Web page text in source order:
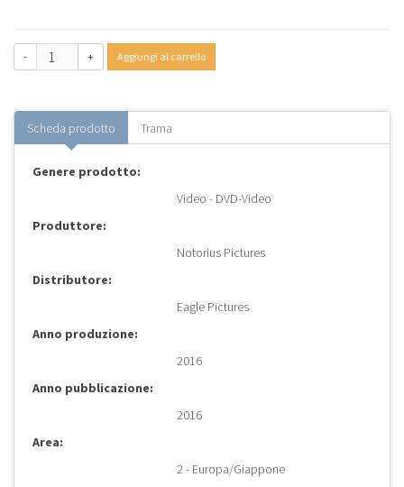
- + Aggiungi al carrello
Scheda prodotto Trama
Genere prodotto:
Video - DVD-Video
Produttore:
Notorius Pictures
Distributore:
Eagle Pictures
Anno produzione:
2016
Anno pubblicazione:
2016
Area:
2 - Europa/Giappone